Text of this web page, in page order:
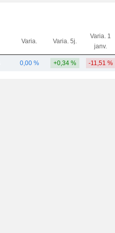
Varia. Varia. 5j.
Varia. 1
janv.
0,00 % +0,34 % -11,51 %